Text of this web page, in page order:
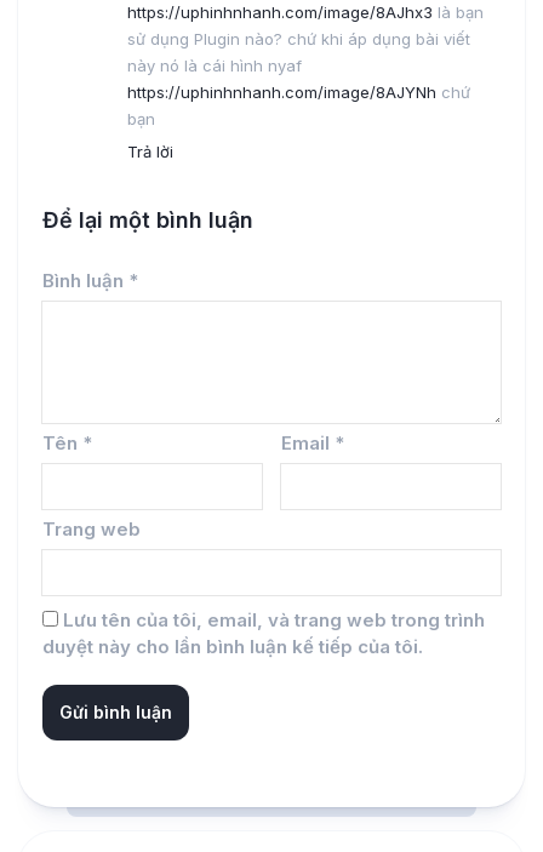
https://uphinhnhanh.com/image/8AJhx3 là bạn
sử dụng Plugin nào? chứ khi áp dụng bài viết
này nó là cái hình nyaf
https://uphinhnhanh.com/image/8AJYNh chứ
bạn
Trả lời
Để lại một bình luận
Bình luận *
Tên * Email *
Trang web
Lưu tên của tôi, email, và trang web trong trình
duyệt này cho lần bình luận kế tiếp của tôi.